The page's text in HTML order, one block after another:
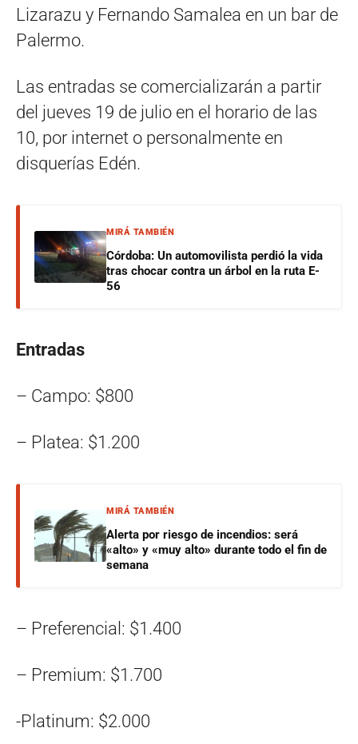
Lizarazu y Fernando Samalea en un bar de
Palermo.
Las entradas se comercializarán a partir
del jueves 19 de julio en el horario de las
10, por internet o personalmente en
disquerías Edén.
MIRÁ TAMBIÉN
Córdoba: Un automovilista perdió la vida
tras chocar contra un árbol en la ruta E-
56
Entradas
– Campo: $800
– Platea: $1.200
MIRÁ TAMBIÉN
Alerta por riesgo de incendios: será
«alto» y «muy alto» durante todo el fin de
semana
– Preferencial: $1.400
– Premium: $1.700
-Platinum: $2.000